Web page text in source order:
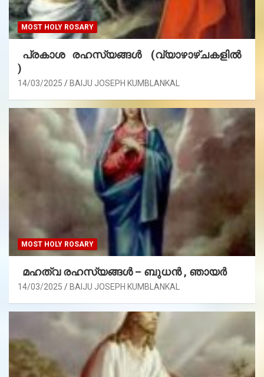
MOST HOLY ROSARY
പ്രകാശ രഹസ്യങ്ങൾ (വ്യാഴാഴ്ചകളിൽ
)
14/03/2025 BAIJU JOSEPH KUMBLANKAL
MOST HOLY ROSARY
മഹത്വ രഹസ്യങ്ങള്‍ – ബുധൻ , ഞായർ
14/03/2025 BAIJU JOSEPH KUMBLANKAL